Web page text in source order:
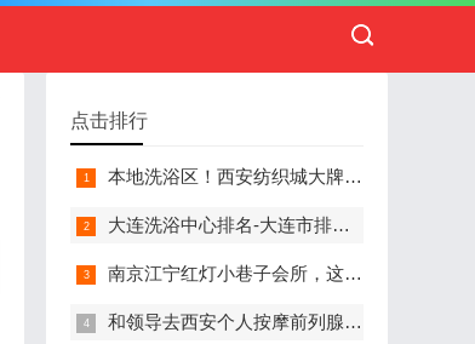
点击排行
本地洗浴区！西安纺织城大牌精英男子会馆.让你不负此行（新项目)）
大连洗浴中心排名-大连市排名前十的洗浴中心盘点
南京江宁红灯小巷子会所，这里您来了就不想走
和领导去西安个人按摩前列腺私人养生馆，体验一次最舒心的感受